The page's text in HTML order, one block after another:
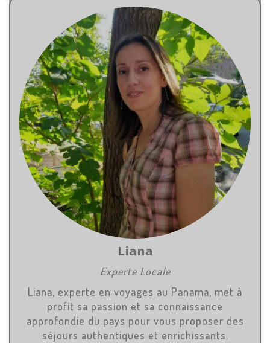
Liana
Experte Locale
Liana, experte en voyages au Panama, met à
profit sa passion et sa connaissance
approfondie du pays pour vous proposer des
séjours authentiques et enrichissants.